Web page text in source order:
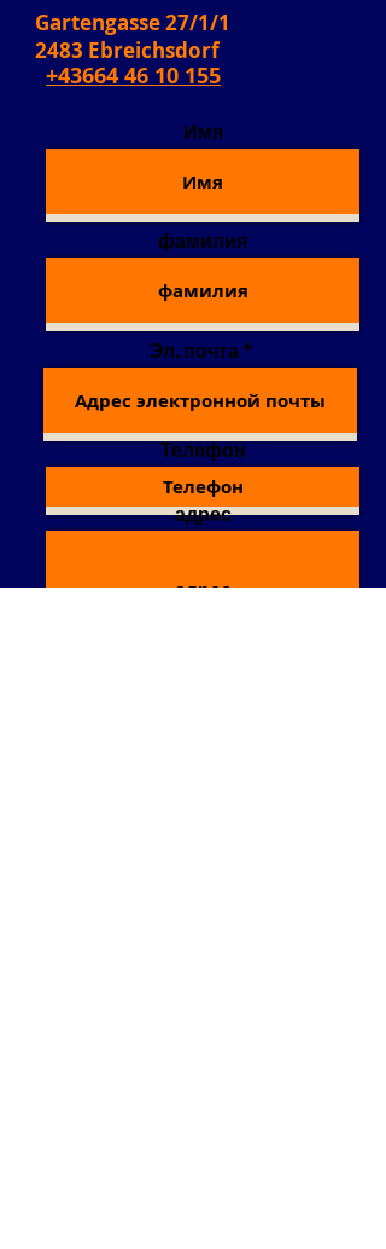
Gartengasse 27/1/1
2483 Ebreichsdorf
+43664 46 10 155
Имя
фамилия
Эл. почта
Телефон
адрес